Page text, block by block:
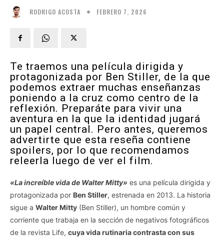
RODRIGO ACOSTA FEBRERO 7, 2026
Te traemos una película dirigida y
protagonizada por Ben Stiller, de la que
podemos extraer muchas enseñanzas
poniendo a la cruz como centro de la
reflexión. Preparáte para vivir una
aventura en la que la identidad jugará
un papel central. Pero antes, queremos
advertirte que esta reseña contiene
spoilers, por lo que recomendamos
releerla luego de ver el film.
«La increíble vida de Walter Mitty» es una película dirigida y
protagonizada por Ben Stiller, estrenada en 2013. La historia
sigue a Walter Mitty (Ben Stiller), un hombre común y
corriente que trabaja en la sección de negativos fotográficos
de la revista Life, cuya vida rutinaria contrasta con sus